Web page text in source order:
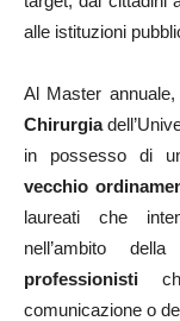
alle istituzioni
Al Master
Chirurgia
in possesso di
vecchio
laureati che
nell’ambito
professionisti
comunicazione o